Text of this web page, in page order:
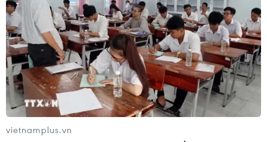
Xây dựng Cộng đồng ASEAN tự
cường, sáng tạo, lấy người dân làm
trung tâm
06/08/2026 23:55
Hợp tác quốc phòng-an ninh giữa
Việt Nam và Lào ngày càng thực chất,
hiệu quả
vietnamplus.vn